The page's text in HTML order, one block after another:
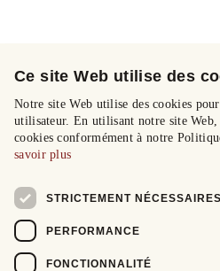
Ce site Web utilise des
Notre site Web utilise des cookies
utilisateur. En utilisant notre site Web,
cookies conformément à notre
savoir plus
STRICTEMENT NÉCESSAIRES
PERFORMANCE
FONCTIONNALITÉ